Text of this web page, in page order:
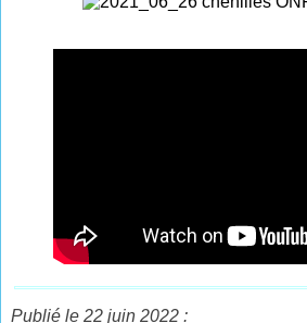
Publié le 22 juin 2022 :